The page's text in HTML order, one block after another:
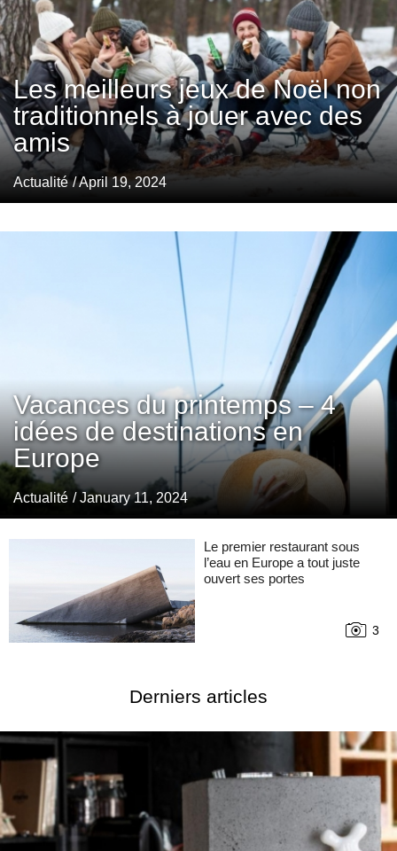
Les meilleurs jeux de Noël non
traditionnels à jouer avec des
amis
Actualité / April 19, 2024
Vacances du printemps – 4
idées de destinations en
Europe
Actualité / January 11, 2024
Le premier restaurant sous
l’eau en Europe a tout juste
ouvert ses portes
3
Derniers articles